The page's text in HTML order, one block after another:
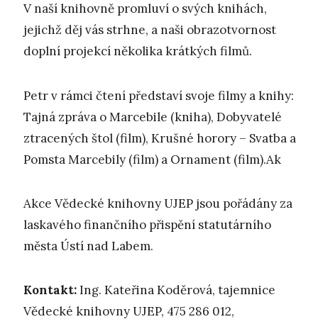
V naší knihovně promluví o svých knihách,
jejichž děj vás strhne, a naši obrazotvornost
doplní projekcí několika krátkých filmů.
Petr v rámci čtení představí svoje filmy a knihy:
Tajná zpráva o Marcebile (kniha), Dobyvatelé
ztracených štol (film), Krušné horory – Svatba a
Pomsta Marcebily (film) a Ornament (film).Ak
Akce Vědecké knihovny UJEP jsou pořádány za
laskavého finančního přispění statutárního
města Ústí nad Labem.
Kontakt:Ing. Kateřina Koděrová, tajemnice
Vědecké knihovny UJEP, 475 286 012,